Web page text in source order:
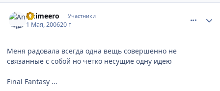
Animeero Участники
1 Мая, 200620 г
Меня радовала всегда одна вещь совершенно не
связанные с собой но четко несущие одну идею
Final Fantasy ...